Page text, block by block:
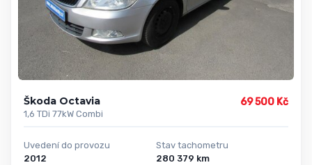
Škoda Octavia
1,6 TDi 77kW Combi
69 500 Kč
Uvedení do provozu
2012
Stav tachometru
280 379 km